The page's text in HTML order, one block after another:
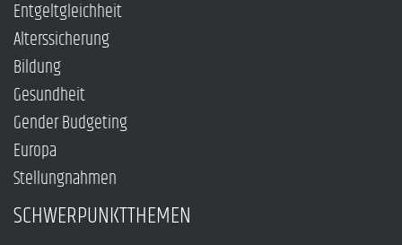
Entgeltgleichheit
Alterssicherung
Bildung
Gesundheit
Gender Budgeting
Europa
Stellungnahmen
SCHWERPUNKTTHEMEN